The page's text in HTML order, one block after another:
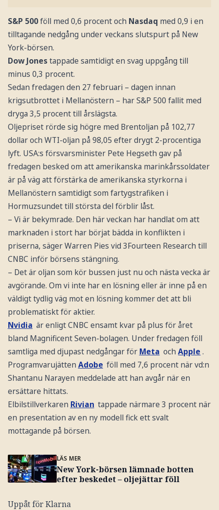
S&P 500föll med 0,6 procent och Nasdaq med 0,9 i en
tilltagande nedgång under veckans slutspurt på New
York-börsen.
Dow Jonestappade samtidigt en svag uppgång till
minus 0,3 procent.
Sedan fredagen den 27 februari – dagen innan
krigsutbrottet i Mellanöstern – har S&P 500 fallit med
dryga 3,5 procent till årslägsta.
Oljepriset rörde sig högre med Brentoljan på 102,77
dollar och WTI-oljan på 98,05 efter drygt 2-procentiga
lyft. USA:s försvarsminister Pete Hegseth gav på
fredagen besked om att amerikanska marinkårssoldater
är på väg att förstärka de amerikanska styrkorna i
Mellanöstern samtidigt som fartygstrafiken i
Hormuzsundet till största del förblir låst.
– Vi är bekymrade. Den här veckan har handlat om att
marknaden i stort har börjat bädda in konflikten i
priserna, säger Warren Pies vid 3Fourteen Research till
CNBC inför börsens stängning.
– Det är oljan som kör bussen just nu och nästa vecka är
avgörande. Om vi inte har en lösning eller är inne på en
väldigt tydlig väg mot en lösning kommer det att bli
problematiskt för aktier.
Nvidia är enligt CNBC ensamt kvar på plus för året
bland Magnificent Seven-bolagen. Under fredagen föll
samtliga med djupast nedgångar för Meta ochApple .
Programvarujätten Adobe föll med 7,6 procent när vd:n
Shantanu Narayen meddelade att han avgår när en
ersättare hittats.
Elbilstillverkaren Rivian tappade närmare 3 procent när
en presentation av en ny modell fick ett svalt
mottagande på börsen.
LÄS MER
New York-börsen lämnade botten
efter beskedet – oljejättar föll
Uppåt för Klarna